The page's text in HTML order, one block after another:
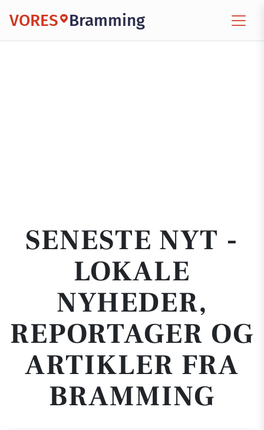
VORES Bramming
SENESTE NYT -
LOKALE
NYHEDER,
REPORTAGER OG
ARTIKLER FRA
BRAMMING